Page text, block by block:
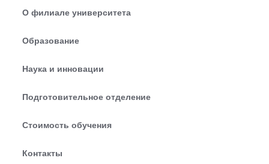
О филиале университета
Образование
Наука и инновации
Подготовительное отделение
Стоимость обучения
Контакты